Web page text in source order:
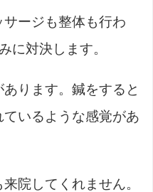
ージも整体も行わ
に対決します。
ります。鍼をすると
ているような感覚があ
院してくれません。